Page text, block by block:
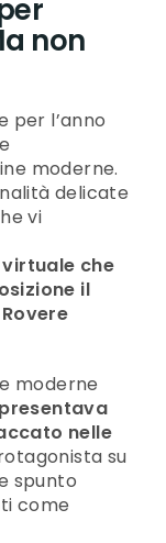
non
per l’anno
moderne.
delicate
vi
che
il
moderne
presentava
nelle
su
spunto
come